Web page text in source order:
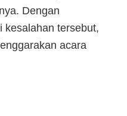
Dengan
kesalahan tersebut,
acara